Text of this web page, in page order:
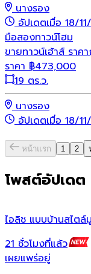
นางรอง
อัปเดตเมื่อ 18/
มือสองทาวน์โฮม
ขายทาวน์เฮ้าส์ รา
ราคา ฿473,000
19 ตร.ว.
นางรอง
อัปเดตเมื่อ 18/
หน้าแรก 1 2
โพสต์อัปเดต
ไอลิช แบบบ้านสไต
21 ชั่วโมงที่แล้ว
เผยแพร่อยู่